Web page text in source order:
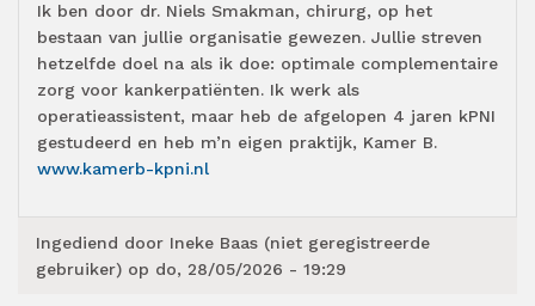
Ik ben door dr. Niels Smakman, chirurg, op het
bestaan van jullie organisatie gewezen. Jullie streven
hetzelfde doel na als ik doe: optimale complementaire
zorg voor kankerpatiënten. Ik werk als
operatieassistent, maar heb de afgelopen 4 jaren kPNI
gestudeerd en heb m’n eigen praktijk, Kamer B.
www.kamerb-kpni.nl
Ingediend door Ineke Baas (niet geregistreerde
gebruiker) op do, 28/05/2026 - 19:29